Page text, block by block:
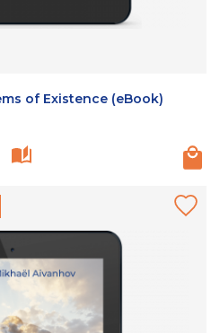
of Existence (eBook)